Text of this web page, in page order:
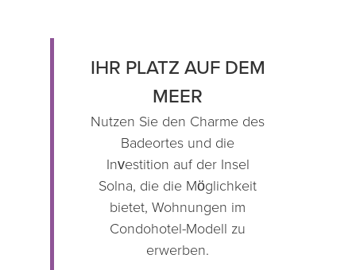
IHR PLATZ AUF DEM
MEER
Nutzen Sie den Charme des
Badeortes und die
Investition auf der Insel
Solna, die die Möglichkeit
bietet, Wohnungen im
Condohotel-Modell zu
erwerben.